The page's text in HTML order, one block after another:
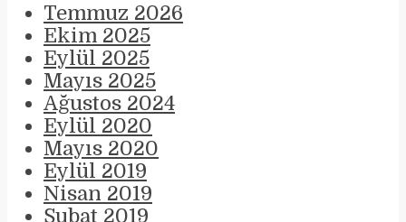
Temmuz 2026
Ekim 2025
Eylül 2025
Mayıs 2025
Ağustos 2024
Eylül 2020
Mayıs 2020
Eylül 2019
Nisan 2019
Şubat 2019